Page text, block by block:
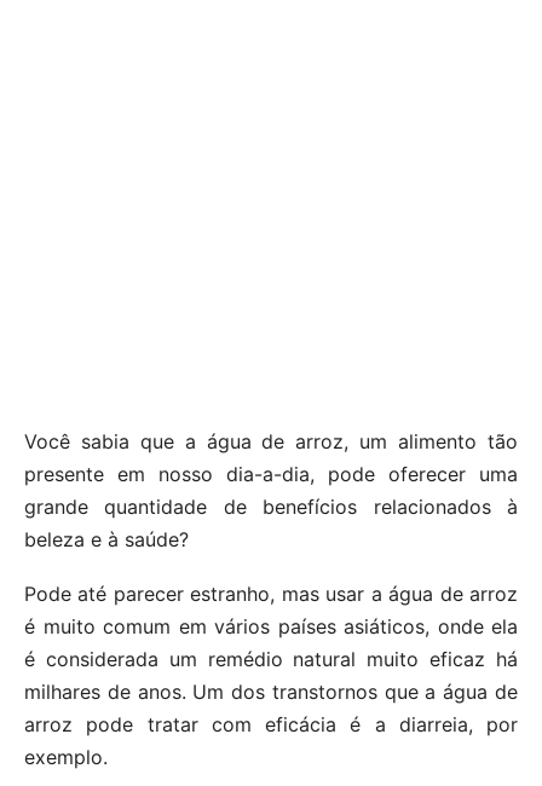
Você sabia que a água de arroz, um alimento tão
presente em nosso dia-a-dia, pode oferecer uma
grande quantidade de benefícios relacionados à
beleza e à saúde?
Pode até parecer estranho, mas usar a água de arroz
é muito comum em vários países asiáticos, onde ela
é considerada um remédio natural muito eficaz há
milhares de anos. Um dos transtornos que a água de
arroz pode tratar com eficácia é a diarreia, por
exemplo.